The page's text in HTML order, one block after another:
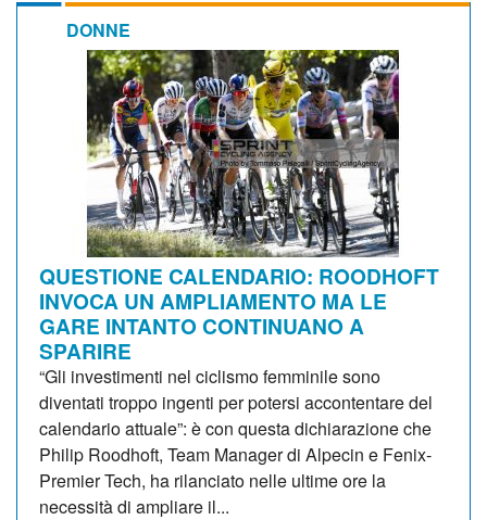
DONNE
QUESTIONE CALENDARIO: ROODHOFT
INVOCA UN AMPLIAMENTO MA LE
GARE INTANTO CONTINUANO A
SPARIRE
“Gli investimenti nel ciclismo femminile sono
diventati troppo ingenti per potersi accontentare del
calendario attuale”: è con questa dichiarazione che
Philip Roodhoft, Team Manager di Alpecin e Fenix-
Premier Tech, ha rilanciato nelle ultime ore la
necessità di ampliare il...